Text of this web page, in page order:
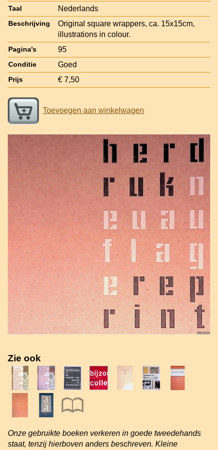
Taal Nederlands
Beschrijving
Original square wrappers, ca. 15x15cm,
illustrations in colour.
Pagina's 95
Conditie Goed
Prijs € 7,50
Toevoegen aan winkelwagen
Zie ook
Onze gebruikte boeken verkeren in goede tweedehands
staat, tenzij hierboven anders beschreven. Kleine